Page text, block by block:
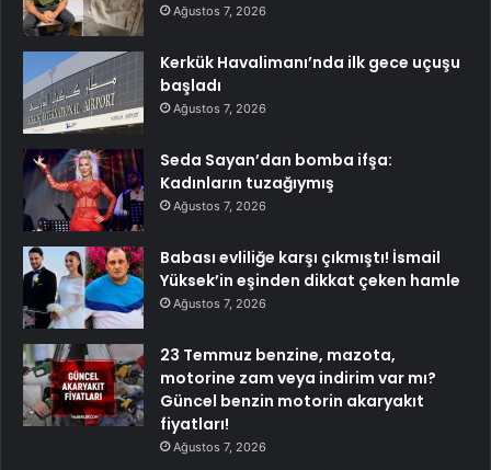
Ağustos 7, 2026
Kerkük Havalimanı’nda ilk gece uçuşu
başladı
Ağustos 7, 2026
Seda Sayan’dan bomba ifşa:
Kadınların tuzağıymış
Ağustos 7, 2026
Babası evliliğe karşı çıkmıştı! İsmail
Yüksek’in eşinden dikkat çeken hamle
Ağustos 7, 2026
23 Temmuz benzine, mazota,
motorine zam veya indirim var mı?
Güncel benzin motorin akaryakıt
fiyatları!
Ağustos 7, 2026